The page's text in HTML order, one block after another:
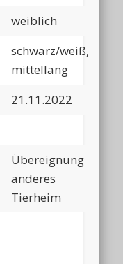
weiblich
schwarz/weiß,
mittellang
21.11.2022
Übereignung
anderes
Tierheim